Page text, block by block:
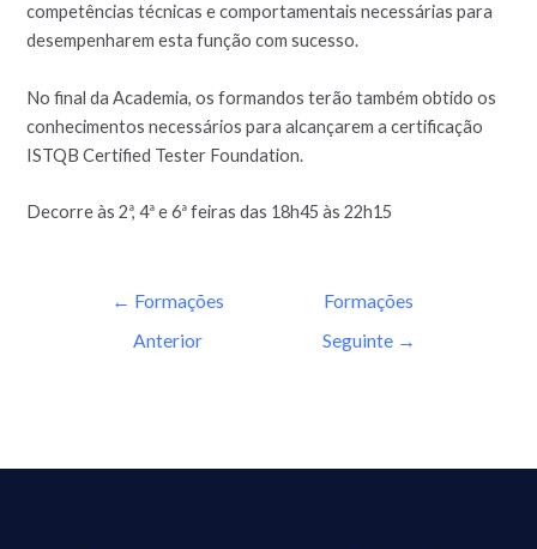
competências técnicas e comportamentais necessárias para
desempenharem esta função com sucesso.
No final da Academia, os formandos terão também obtido os
conhecimentos necessários para alcançarem a certificação
ISTQB Certified Tester Foundation.
Decorre às 2ª, 4ª e 6ª feiras das 18h45 às 22h15
← Formações
Anterior
Formações
Seguinte →